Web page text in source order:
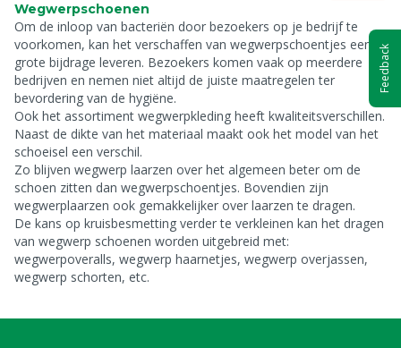
Wegwerpschoenen
Om de inloop van bacteriën door bezoekers op je bedrijf te
voorkomen, kan het verschaffen van wegwerpschoentjes een
grote bijdrage leveren. Bezoekers komen vaak op meerdere
bedrijven en nemen niet altijd de juiste maatregelen ter
bevordering van de hygiëne.
Ook het assortiment wegwerpkleding heeft kwaliteitsverschillen.
Naast de dikte van het materiaal maakt ook het model van het
schoeisel een verschil.
Zo blijven wegwerp laarzen over het algemeen beter om de
schoen zitten dan wegwerpschoentjes. Bovendien zijn
wegwerplaarzen ook gemakkelijker over laarzen te dragen.
De kans op kruisbesmetting verder te verkleinen kan het dragen
van wegwerp schoenen worden uitgebreid met:
wegwerpoveralls, wegwerp haarnetjes, wegwerp overjassen,
wegwerp schorten, etc.
Feedback